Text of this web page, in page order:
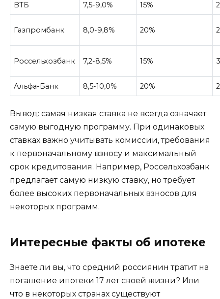
ВТБ 7,5-9,0% 15%
Газпромбанк 8,0-9,8% 20%
Россельхозбанк 7,2-8,5% 15%
Альфа-Банк 8,5-10,0% 20%
Вывод: самая низкая ставка не всегда означает
самую выгодную программу. При одинаковых
ставках важно учитывать комиссии, требования
к первоначальному взносу и максимальный
срок кредитования. Например, Россельхозбанк
предлагает самую низкую ставку, но требует
более высоких первоначальных взносов для
некоторых программ.
Интересные факты об ипотеке
Знаете ли вы, что средний россиянин тратит на
погашение ипотеки 17 лет своей жизни? Или
что в некоторых странах существуют